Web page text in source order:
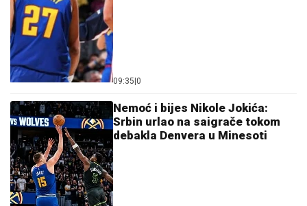
09:35 0
Nemoć i bijes Nikole Jokića:
Srbin urlao na saigrače tokom
debakla Denvera u Minesoti